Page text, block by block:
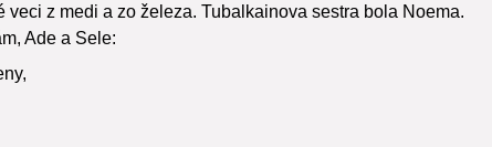
z medi a zo železa. Tubalkainova sestra bola Noema.
Ade a Sele: